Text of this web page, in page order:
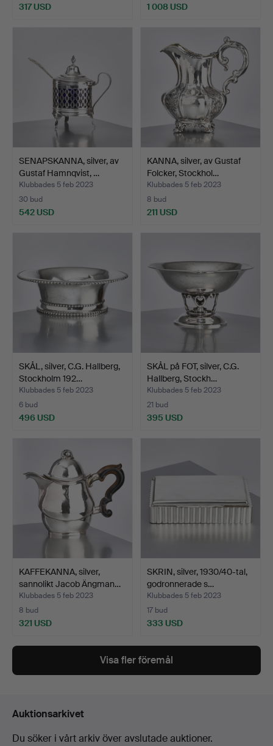
317 USD 1 008 USD
SENAPSKANNA, silver, av
Gustaf Hamnqvist, …
Klubbades 5 feb 2023
30 bud
542 USD
KANNA, silver, av Gustaf
Folcker, Stockhol…
Klubbades 5 feb 2023
8 bud
211 USD
SKÅL, silver, C.G. Hallberg,
Stockholm 192…
Klubbades 5 feb 2023
6 bud
496 USD
SKÅL på FOT, silver, C.G.
Hallberg, Stockh…
Klubbades 5 feb 2023
21 bud
395 USD
KAFFEKANNA, silver,
sannolikt Jacob Ängman…
Klubbades 5 feb 2023
8 bud
321 USD
SKRIN, silver, 1930/40-tal,
godronnerade s…
Klubbades 5 feb 2023
17 bud
333 USD
Visa fler föremål
Auktionsarkivet
Du söker i vårt arkiv över avslutade auktioner.